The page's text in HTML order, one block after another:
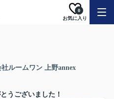
お気に入り
0
ルームワン 上野annex
うございました！